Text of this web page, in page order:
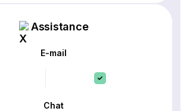
Assistance
E-mail
Chat